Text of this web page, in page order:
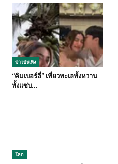
ข่าวบันเทิง
“คิมเบอร์ลี่” เที่ยวทะเลทั้งหวาน
ทั้งแซ่บ…
โลก